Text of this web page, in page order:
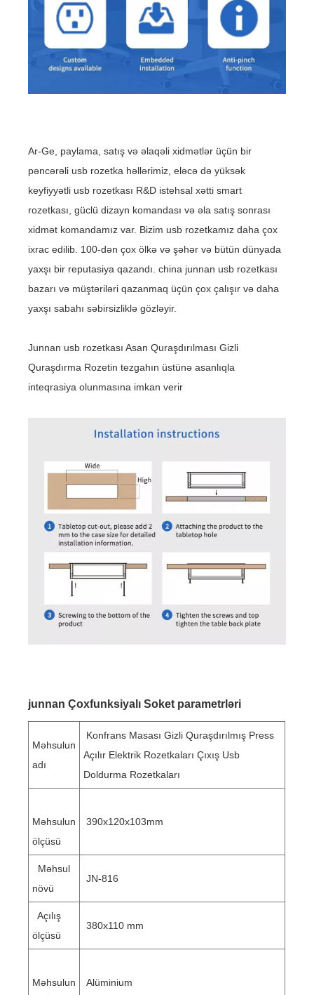
Ar-Ge, paylama, satış və əlaqəli xidmətlər üçün bir
pəncərəli usb rozetka həllərimiz, eləcə də yüksək
keyfiyyətli usb rozetkası R&D istehsal xətti smart
rozetkası, güclü dizayn komandası və əla satış sonrası
xidmət komandamız var. Bizim usb rozetkamız daha çox
ixrac edilib. 100-dən çox ölkə və şəhər və bütün dünyada
yaxşı bir reputasiya qazandı. china junnan usb rozetkası
bazarı və müştəriləri qazanmaq üçün çox çalışır və daha
yaxşı sabahı səbirsizliklə gözləyir.
Junnan usb rozetkası Asan Quraşdırılması Gizli
Quraşdırma Rozetin tezgahın üstünə asanlıqla
inteqrasiya olunmasına imkan verir
junnan Çoxfunksiyalı Soket parametrləri
Məhsulun
adı
Konfrans Masası Gizli Quraşdırılmış Press
Açılır Elektrik Rozetkaları Çıxış Usb
Doldurma Rozetkaları
Məhsulun
ölçüsü
390x120x103mm
Məhsul
növü
JN-816
Açılış
ölçüsü
380x110 mm
Məhsulun
Alüminium